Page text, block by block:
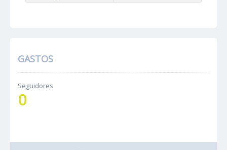
GASTOS
Seguidores
0